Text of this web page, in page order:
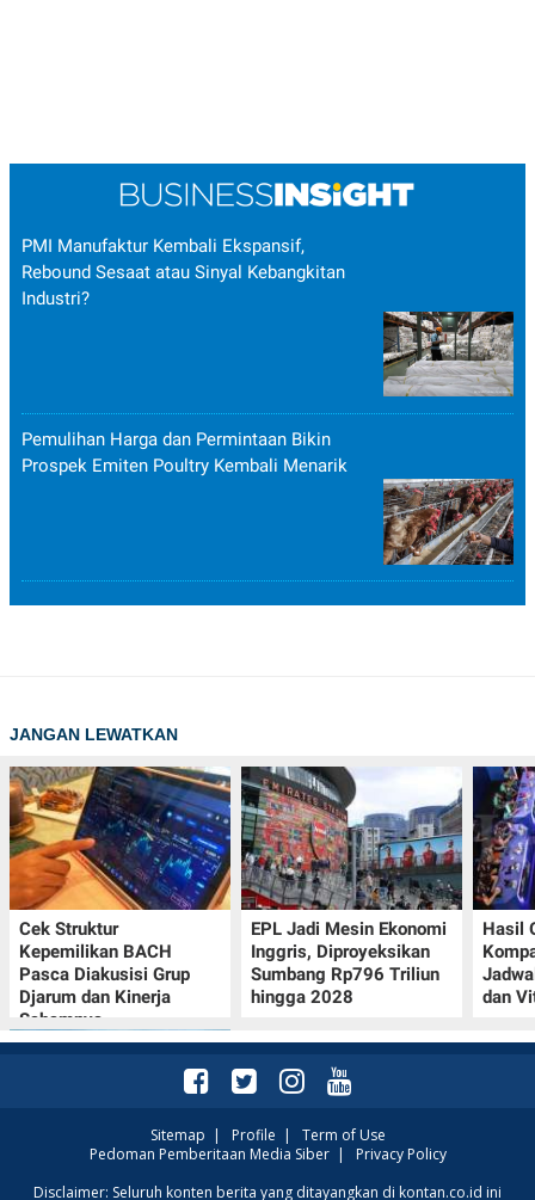
PMI Manufaktur Kembali Ekspansif,
Rebound Sesaat atau Sinyal Kebangkitan
Industri?
Pemulihan Harga dan Permintaan Bikin
Prospek Emiten Poultry Kembali Menarik
JANGAN LEWATKAN
Cek Struktur
Kepemilikan BACH
Pasca Diakusisi Grup
Djarum dan Kinerja
Sahamnya
EPL Jadi Mesin Ekonomi
Inggris, Diproyeksikan
Sumbang Rp796 Triliun
hingga 2028
Hasil
dan
Intip Prakiraan Cuaca
Sitemap | Profile | Term of Use
Pedoman Pemberitaan Media Siber| Privacy Policy
Disclaimer: Seluruh konten berita yang ditayangkan di kontan.co.id ini